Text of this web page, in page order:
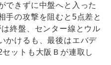
できずに中盤へと入った
手の攻撃を阻むと5点差と
終盤、センター線とウル
かけるも、最後はエバデ
ットも大阪Ｂが連取し